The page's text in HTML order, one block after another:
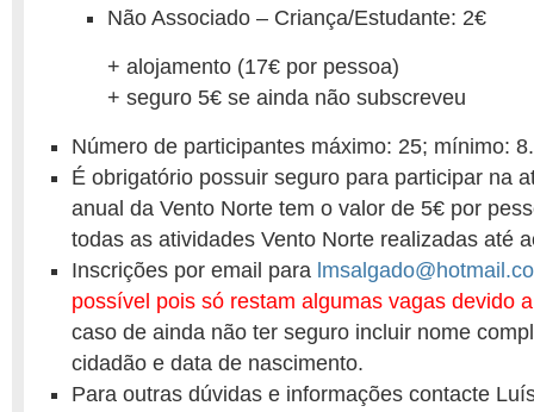
Não Associado – Criança/Estudante: 2€
+ alojamento (17€ por pessoa)
+ seguro 5€ se ainda não subscreveu
Número de participantes máximo: 25; mínimo: 8.
É obrigatório possuir seguro para participar na
anual da Vento Norte tem o valor de 5€ por
todas as atividades Vento Norte realizadas até
Inscrições por email para
possível pois só restam algumas vagas devido
caso de ainda não ter seguro incluir nome
cidadão e data de nascimento.
Para outras dúvidas e informações contacte